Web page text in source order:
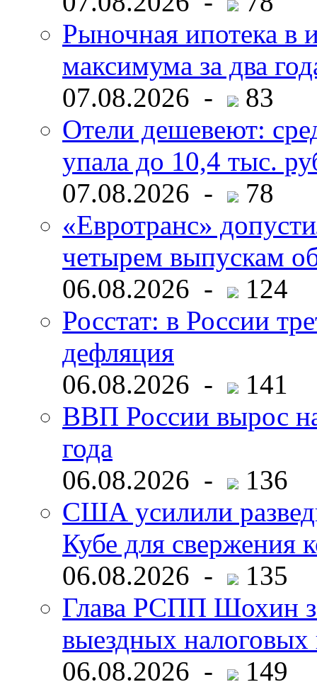
Рыночная ипотека в
максимума за два
07.08.2026 -
83
Отели дешевеют:
упала до 10,4 тыс.
07.08.2026 -
78
«Евротранс»
четырем выпускам
06.08.2026 -
124
Росстат: в России
дефляция
06.08.2026 -
141
ВВП России вырос
года
06.08.2026 -
136
США усилили
Кубе для свержения
06.08.2026 -
135
Глава РСПП Шохин
выездных налоговых
06.08.2026 -
149